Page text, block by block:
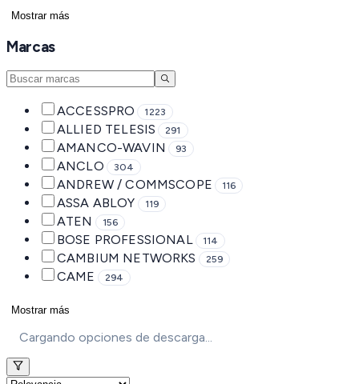
Mostrar más
Marcas
ACCESSPRO 1223
ALLIED TELESIS 291
AMANCO-WAVIN 93
ANCLO 304
ANDREW / COMMSCOPE 116
ASSA ABLOY 119
ATEN 156
BOSE PROFESSIONAL 114
CAMBIUM NETWORKS 259
CAME 294
Mostrar más
Cargando opciones de descarga...